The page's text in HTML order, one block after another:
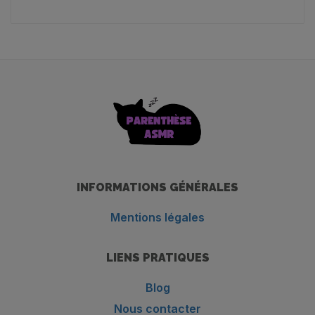
INFORMATIONS GÉNÉRALES
Mentions légales
LIENS PRATIQUES
Blog
Nous contacter